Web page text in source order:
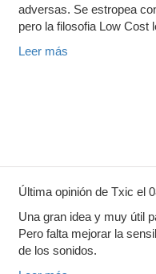
adversas. Se estropea
pero la filosofia Low Cost
Leer más
Última opinión de Txic el
Una gran idea y muy útil
Pero falta mejorar la
de los sonidos.